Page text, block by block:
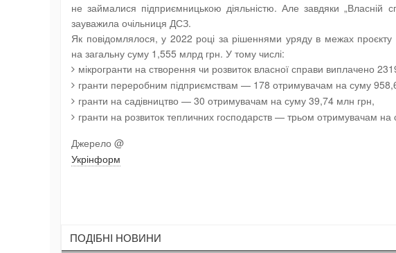
не займалися підприємницькою діяльністю. Але завдяки „Власній
зауважила очільниця ДСЗ.
Як повідомлялося, у 2022 році за рішеннями уряду в межах
на загальну суму 1,555 млрд грн. У тому числі:
мікрогранти на створення чи розвиток власної справи виплачено
гранти переробним підприємствам — 178 отримувачам на суму
гранти на садівництво — 30 отримувачам на суму 39,74 млн грн,
гранти на розвиток тепличних господарств — трьом отримувачам
Джерело @
Укрінформ
ПОДIБНI НОВИНИ